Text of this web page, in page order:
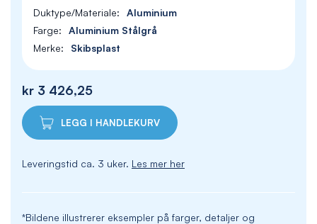
Aluminium
Aluminium Stålgrå
Skibsplast
kr 3 426,25
LEGG I HANDLEKURV
Leveringstid ca. 3 uker. Les mer her
*Bildene illustrerer eksempler på farger, detaljer og